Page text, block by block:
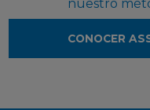
nuestro
CONOCER